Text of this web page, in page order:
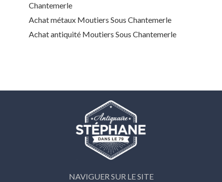
Chantemerle
Achat métaux Moutiers Sous Chantemerle
Achat antiquité Moutiers Sous Chantemerle
NAVIGUER SUR LE SITE